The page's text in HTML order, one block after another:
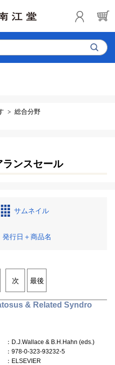
総合分野
ンスセール
サムネイル
発行日＋商品名
次 最後
& Related Syndro
：D.J.Wallace & B.H.Hahn (eds.)
：978-0-323-93232-5
：ELSEVIER